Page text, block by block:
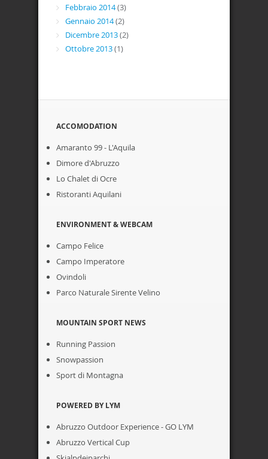
Febbraio 2014(3)
Gennaio 2014(2)
Dicembre 2013(2)
Ottobre 2013(1)
ACCOMODATION
Amaranto 99 - L'Aquila
Dimore d'Abruzzo
Lo Chalet di Ocre
Ristoranti Aquilani
ENVIRONMENT & WEBCAM
Campo Felice
Campo Imperatore
Ovindoli
Parco Naturale Sirente Velino
MOUNTAIN SPORT NEWS
Running Passion
Snowpassion
Sport di Montagna
POWERED BY LYM
Abruzzo Outdoor Experience - GO LYM
Abruzzo Vertical Cup